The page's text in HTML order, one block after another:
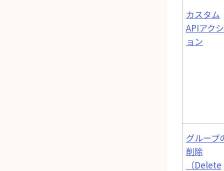
カスタム
APIアクシ
ョン
グループ
削除
（Delete